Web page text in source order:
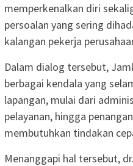
memperkenalkan diri
persoalan yang sering
kalangan pekerja
Dalam dialog tersebut,
berbagai kendala yang
lapangan, mulai dari
pelayanan, hingga
membutuhkan tindakan
Menanggapi hal tersebut,